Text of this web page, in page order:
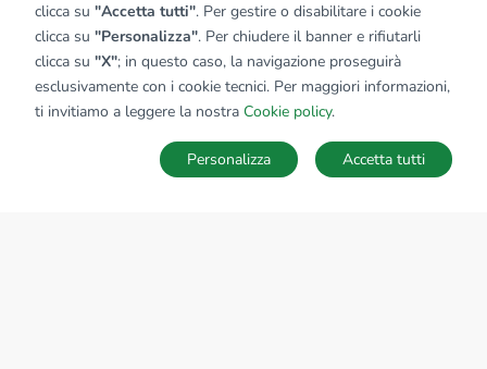
SALVA RICERCA
clicca su "Accetta tutti". Per gestire o disabilitare i cookie
clicca su "Personalizza". Per chiudere il banner e rifiutarli
clicca su "X"; in questo caso, la navigazione proseguirà
esclusivamente con i cookie tecnici. Per maggiori informazioni,
ti invitiamo a leggere la nostra Cookie policy.
Accetta tutti
Personalizza